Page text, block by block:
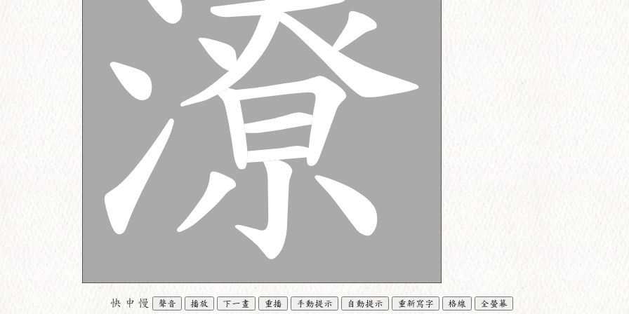
快 中 慢 聲音 播放 下一畫 重播 手動提示 自動提示 重新寫字 格線 全螢幕